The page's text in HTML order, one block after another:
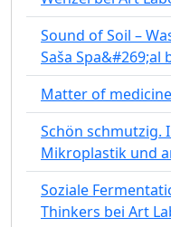
Sound of Soil –
Saša
Matter of
Schön schmutzig.
Mikroplastik und
Soziale
Thinkers bei Art